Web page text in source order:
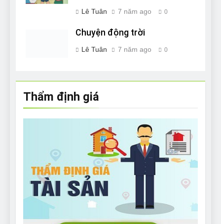
Lê Tuân 7 năm ago 0
Chuyện động trời
Lê Tuân 7 năm ago 0
Thẩm định giá